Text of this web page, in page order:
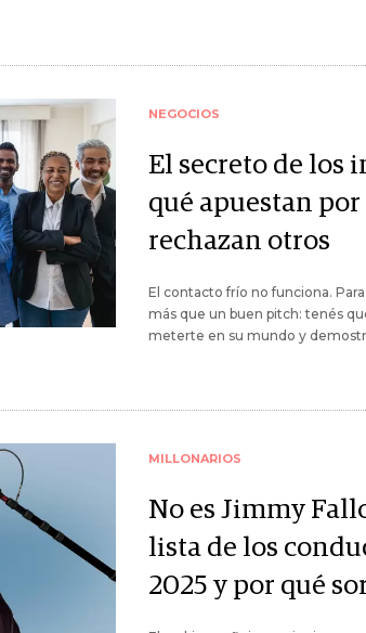
NEGOCIOS
El secreto de los
qué apuestan
rechazan otros
El contacto frío no funciona.
más que un buen pitch: tenés
meterte en su mundo y
MILLONARIOS
No es Jimmy
lista de los
2025 y por qué